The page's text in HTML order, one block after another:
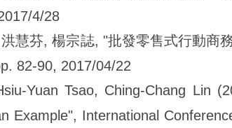
4/28
慧芬, 楊宗誌, "批發零售式行動商
82-90, 2017/04/22
Yuan Tsao, Ching-Chang Lin
Example", International